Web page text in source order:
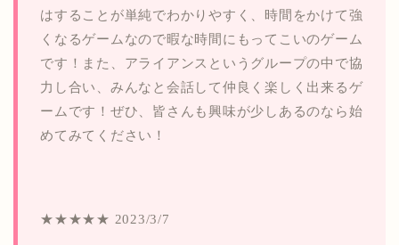
はすることが単純でわかりやすく、時間をかけて強
くなるゲームなので暇な時間にもってこいのゲーム
です！また、アライアンスというグループの中で協
力し合い、みんなと会話して仲良く楽しく出来るゲ
ームです！ぜひ、皆さんも興味が少しあるのなら始
めてみてください！
★★★★★ 2023/3/7